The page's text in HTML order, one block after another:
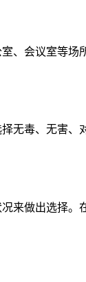
、会议室等
无毒、无害
做出选择。